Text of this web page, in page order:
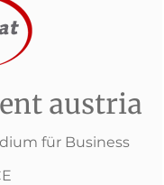
austria
für Business